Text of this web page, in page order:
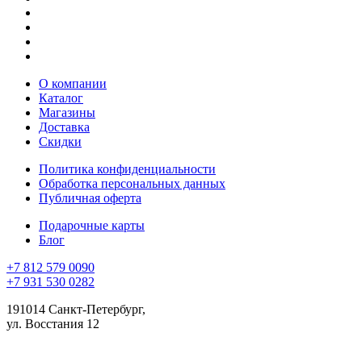
О компании
Каталог
Магазины
Доставка
Скидки
Политика конфиденциальности
Обработка персональных данных
Публичная оферта
Подарочные карты
Блог
+7 812 579 0090
+7 931 530 0282
191014 Санкт-Петербург,
ул. Восстания 12